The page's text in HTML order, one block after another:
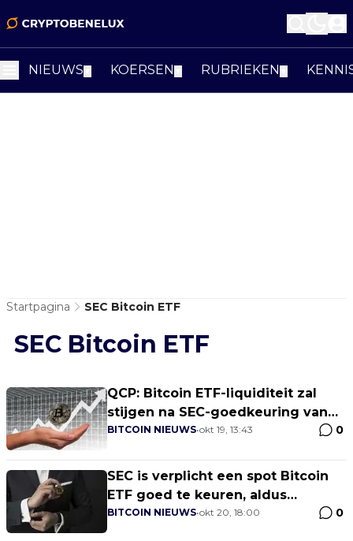
NIEUWS KOERSEN RUBRIEKEN
Startpagina SEC Bitcoin ETF
SEC Bitcoin ETF
QCP: Bitcoin ETF-liquiditeit zal
stijgen na SEC-goedkeuring van
opties
BITCOIN NIEUWS•okt 19, 13:43 0
SEC is verplicht een spot Bitcoin
ETF goed te keuren, aldus
Coinbase-bestuurslid
BITCOIN NIEUWS•okt 20, 18:00 0